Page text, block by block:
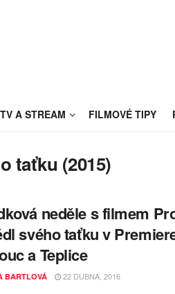
TV A STREAM FILMOVÉ TIPY
taťku (2015)
neděle s filmem
svého taťku v
a Teplice
BARTLOVÁ 22 DUBNA, 2016